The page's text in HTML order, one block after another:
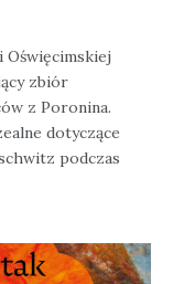
Oświęcimskiej
zbiór
z Poronina.
dotyczące
podczas